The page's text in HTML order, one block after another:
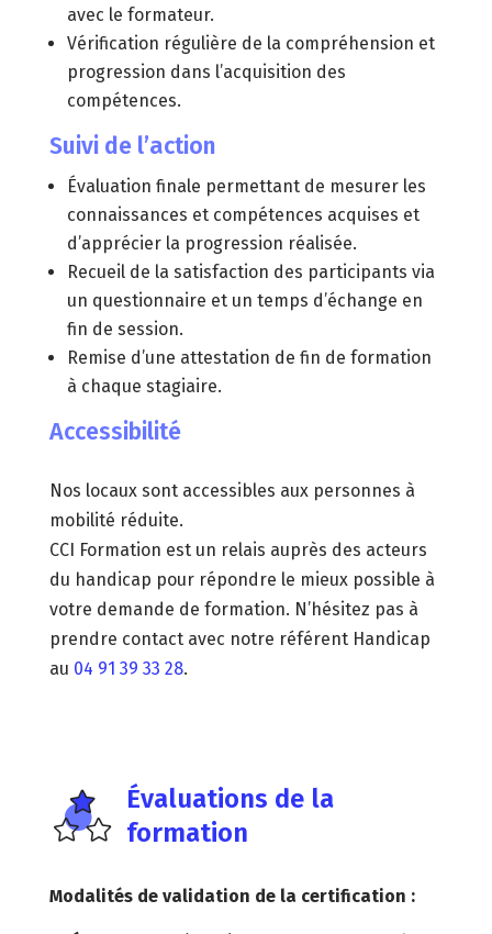
avec le formateur.
Vérification régulière de la compréhension et
progression dans l’acquisition des
compétences.
Suivi de l’action
Évaluation finale permettant de mesurer les
connaissances et compétences acquises et
d’apprécier la progression réalisée.
Recueil de la satisfaction des participants via
un questionnaire et un temps d’échange en
fin de session.
Remise d’une attestation de fin de formation
à chaque stagiaire.
Accessibilité
Nos locaux sont accessibles aux personnes à
mobilité réduite.
CCI Formation est un relais auprès des acteurs
du handicap pour répondre le mieux possible à
votre demande de formation. N’hésitez pas à
prendre contact avec notre référent Handicap
au 04 91 39 33 28.
Évaluations de la
formation
Modalités de validation de la certification :